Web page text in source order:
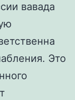
вавада
Это